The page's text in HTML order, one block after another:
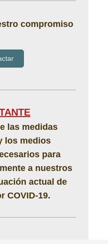
compromiso
las medidas
los medios
para
a nuestros
actual de
COVID-19.